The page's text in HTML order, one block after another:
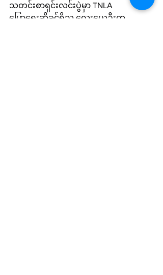
သတင်းစာရှင်းလင်းပွဲမှာ TNLA
ပြောရေးဆိုခွင့်ရှိသူ လွေးယေဦးက